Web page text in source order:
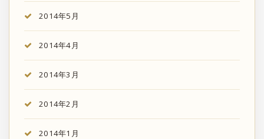
2014年5月
2014年4月
2014年3月
2014年2月
2014年1月